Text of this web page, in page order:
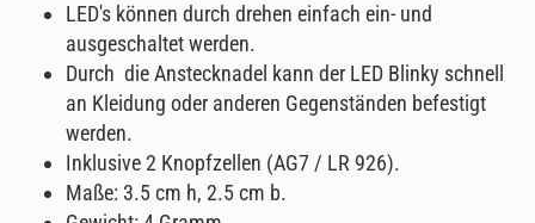
LED's können durch drehen einfach ein- und
ausgeschaltet werden.
Durch die Anstecknadel kann der LED Blinky schnell
an Kleidung oder anderen Gegenständen befestigt
werden.
Inklusive 2 Knopfzellen (AG7 / LR 926).
Maße: 3.5 cm h, 2.5 cm b.